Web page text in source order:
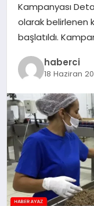
YAŞAM
Kampanyası
olarak belirlenen
başlatıldı.
haberci
18 Haziran